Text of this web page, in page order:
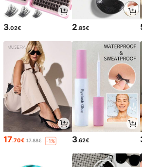
3.02€ 2.85€
17.70€ 17.88€ -1% 3.62€